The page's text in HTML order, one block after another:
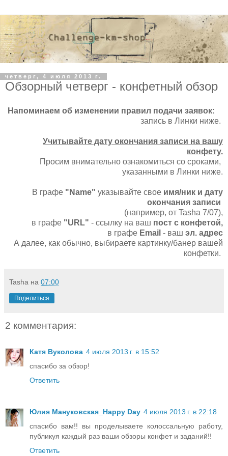
четверг, 4 июля 2013 г.
Обзорный четверг - конфетный обзор
Напоминаем об изменении правил подачи заявок:
запись в Линки ниже.
Учитывайте дату окончания записи на вашу
конфету.
Просим внимательно ознакомиться со сроками,
указанными в Линки ниже.
В графе "Name" указывайте свое имя/ник и дату
окончания записи
(например, от Tasha 7/07),
в графе "URL" - ссылку на ваш пост с конфетой,
в графе Email - ваш эл. адрес
А далее, как обычно, выбираете картинку/банер вашей
конфетки.
Tasha на 07:00
Поделиться
2 комментария:
Катя Вуколова 4 июля 2013 г. в 15:52
спасибо за обзор!
Ответить
Юлия Мануковская_Happy Day 4 июля 2013 г. в 22:18
спасибо вам!! вы проделываете колоссальную работу,
публикуя каждый раз ваши обзоры конфет и заданий!!
Ответить